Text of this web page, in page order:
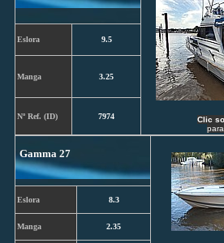
Clic
para
Eslora 9.5
Manga 3.25
Nº Ref. (ID) 7974
Gamma 27
Eslora 8.3
Manga 2.35